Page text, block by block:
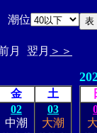
位
月 翌月 ＞＞
金 土
02
中潮
03
大潮